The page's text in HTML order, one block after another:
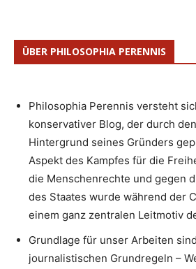
ÜBER PHILOSOPHIA PERENNIS
Philosophia Perennis versteht
konservativer Blog, der durch
Hintergrund seines Gründers
Aspekt des Kampfes für die
die Menschenrechte und gegen
des Staates wurde während der
einem ganz zentralen Leitmotiv
Grundlage für unser Arbeiten
journalistischen Grundregeln –